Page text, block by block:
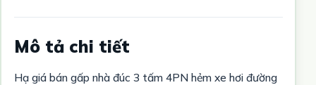
Mô tả chi tiết
Hạ giá bán gấp nhà đúc 3 tấm 4PN hẻm xe hơi đường